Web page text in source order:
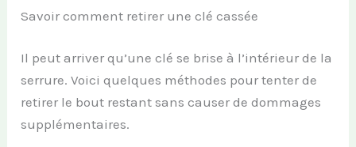
Savoir comment retirer une clé cassée
Il peut arriver qu’une clé se brise à l’intérieur de la
serrure. Voici quelques méthodes pour tenter de
retirer le bout restant sans causer de dommages
supplémentaires.